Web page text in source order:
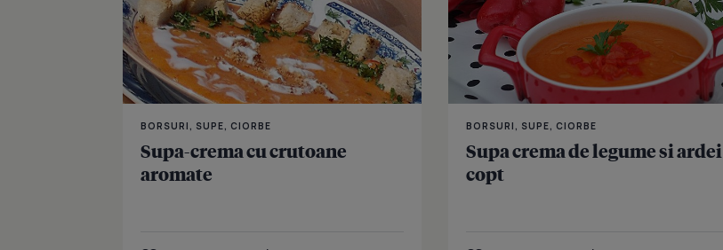
BORSURI, SUPE, CIORBE
Supa-crema cu crutoane
aromate
BORSURI, SUPE, CIORBE
Supa crema de legume si ardei
copt